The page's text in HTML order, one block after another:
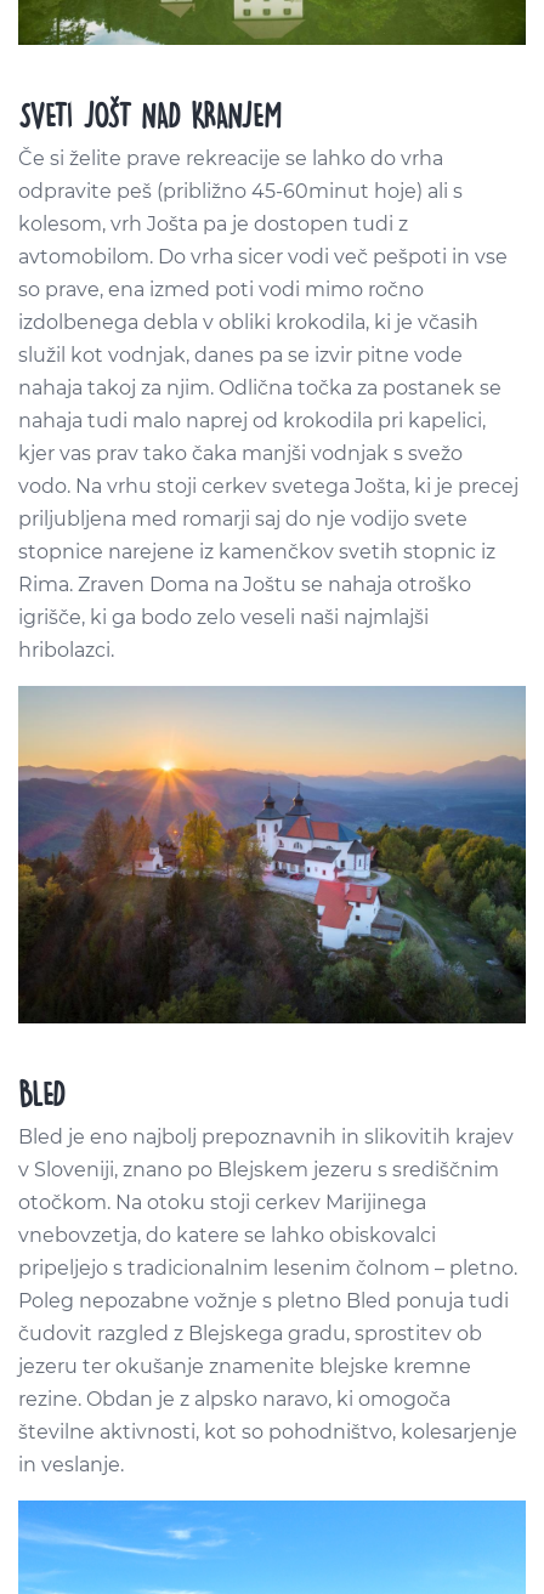
SVETI JOŠT NAD KRANJEM
Če si želite prave rekreacije se lahko do vrha
odpravite peš (približno 45-60minut hoje) ali s
kolesom, vrh Jošta pa je dostopen tudi z
avtomobilom. Do vrha sicer vodi več pešpoti in vse
so prave, ena izmed poti vodi mimo ročno
izdolbenega debla v obliki krokodila, ki je včasih
služil kot vodnjak, danes pa se izvir pitne vode
nahaja takoj za njim. Odlična točka za postanek se
nahaja tudi malo naprej od krokodila pri kapelici,
kjer vas prav tako čaka manjši vodnjak s svežo
vodo. Na vrhu stoji cerkev svetega Jošta, ki je precej
priljubljena med romarji saj do nje vodijo svete
stopnice narejene iz kamenčkov svetih stopnic iz
Rima. Zraven Doma na Joštu se nahaja otroško
igrišče, ki ga bodo zelo veseli naši najmlajši
hribolazci.
BLED
Bled je eno najbolj prepoznavnih in slikovitih krajev
v Sloveniji, znano po Blejskem jezeru s središčnim
otočkom. Na otoku stoji cerkev Marijinega
vnebovzetja, do katere se lahko obiskovalci
pripeljejo s tradicionalnim lesenim čolnom – pletno.
Poleg nepozabne vožnje s pletno Bled ponuja tudi
čudovit razgled z Blejskega gradu, sprostitev ob
jezeru ter okušanje znamenite blejske kremne
rezine. Obdan je z alpsko naravo, ki omogoča
številne aktivnosti, kot so pohodništvo, kolesarjenje
in veslanje.